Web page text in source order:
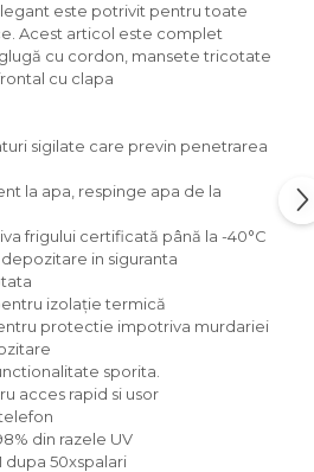
este potrivit pentru toate
Acest articol este complet
cu cordon, mansete tricotate
cu clapa
sigilate care previn penetrarea
la apa, respinge apa de la
frigului certificată până la -40°C
in siguranta
izolație termică
protectie impotriva murdariei
sporita.
acces rapid si usor
din razele UV
dupa 50xspalari